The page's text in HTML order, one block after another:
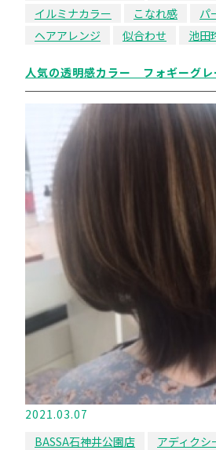
イルミナカラー
こなれ感
パ
ヘアアレンジ
似合わせ 池田
人気の透明感カラー フォギーグレ
2021.03.07
BASSA石神井公園店
アディクシ